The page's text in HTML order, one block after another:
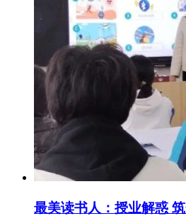
最美读书人：授业解惑